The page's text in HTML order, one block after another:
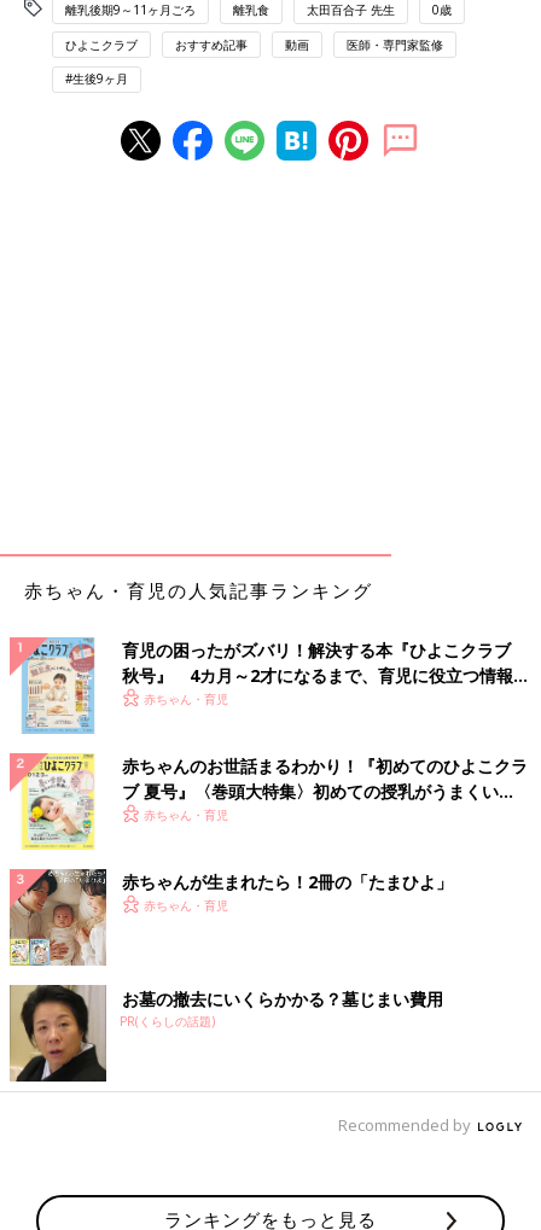
離乳後期9～11ヶ月ごろ 離乳食 太田百合子 先生 0歳
ひよこクラブ おすすめ記事 動画 医師・専門家監修
#生後9ヶ月
赤ちゃん・育児の人気記事ランキング
育児の困ったがズバリ！解決する本『ひよこクラブ
秋号』 4カ月～2才になるまで、育児に役立つ情報が
いっぱい！
赤ちゃん・育児
赤ちゃんのお世話まるわかり！『初めてのひよこクラ
ブ 夏号』〈巻頭大特集〉初めての授乳がうまくい
く！ おっぱい・ミルクの基本と夏のトラブル 解決テ
赤ちゃん・育児
赤ちゃんが生まれたら！2冊の「たまひよ」
赤ちゃん・育児
お墓の撤去にいくらかかる？墓じまい費用
PR(くらしの話題)
Recommended by
ランキングをもっと見る